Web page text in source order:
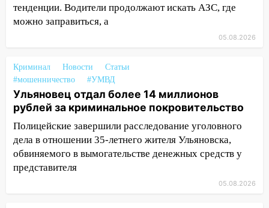
15:32 На «кольце» кроссовер сбил 18-
летнего мопедиста
госпитализировали 25-летнего байкера
14:32 На Ульяновскую область
надвигается жара
14:08
подробности серьезной аварии на
Фруктовой
13:30 В Димитровграде на улице
тенденции. Водители продолжают искать АЗС, где
можно заправиться, а
05.08.2026
Криминал Новости
Статьи
#мошенничество
#УМВД
Ульяновец отдал более 14 миллионов
рублей за криминальное покровительство
Полицейские завершили расследование уголовного
дела в отношении 35-летнего жителя Ульяновска,
обвиняемого в вымогательстве денежных средств у
представителя
05.08.2026